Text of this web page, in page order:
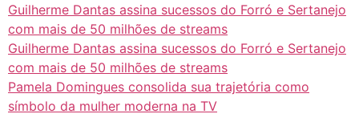
Guilherme Dantas assina sucessos do Forró e Sertanejo
com mais de 50 milhões de streams
Guilherme Dantas assina sucessos do Forró e Sertanejo
com mais de 50 milhões de streams
Pamela Domingues consolida sua trajetória como
símbolo da mulher moderna na TV